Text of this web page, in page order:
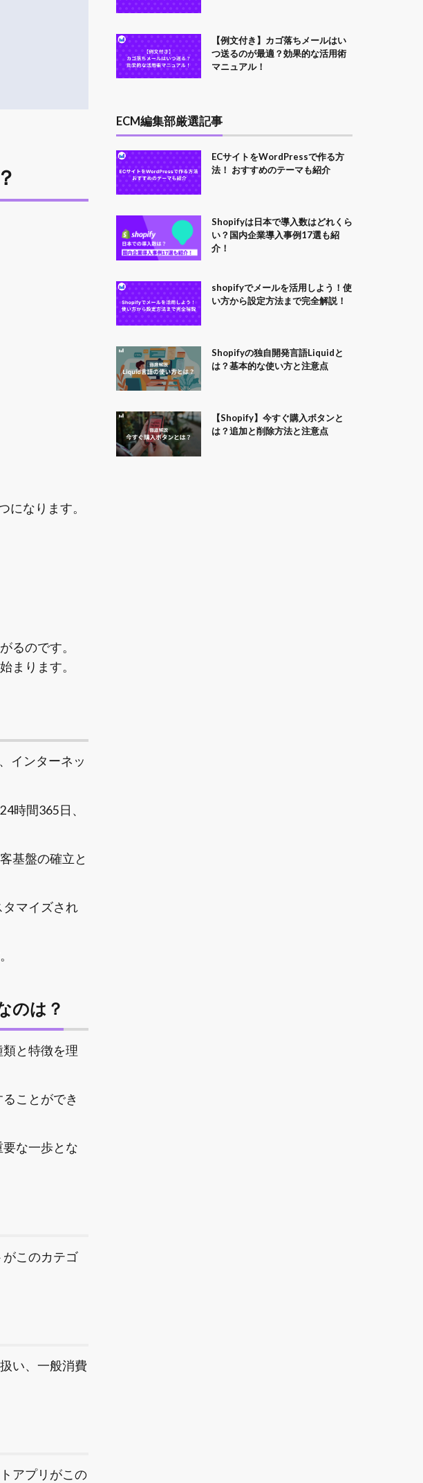
になります。
るのです。
まります。
インターネッ
時間365日、
基盤の確立と
マイズされ
のは？
と特徴を理
ことができ
な一歩とな
このカテゴ
い、一般消費
アプリがこの
【例文付き】カゴ落ちメールはい
つ送るのが最適？効果的な活用術
マニュアル！
ECM編集部厳選記事
ECサイトをWordPressで作る方
法！ おすすめのテーマも紹介
Shopifyは日本で導入数はどれくら
い？国内企業導入事例17選も紹
介！
shopifyでメールを活用しよう！使
い方から設定方法まで完全解説！
Shopifyの独自開発言語Liquidと
は？基本的な使い方と注意点
【Shopify】今すぐ購入ボタンと
は？追加と削除方法と注意点